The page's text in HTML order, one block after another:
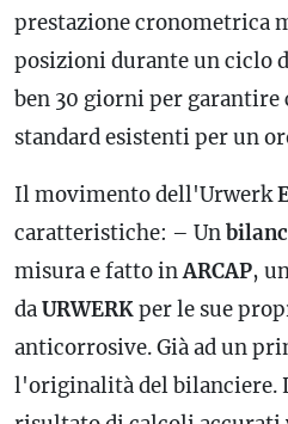
prestazione cronometrica
posizioni durante un ciclo
ben 30 giorni per
standard esistenti per un
Il movimento dell'Urwerk
caratteristiche: – Un
misura e fatto inARCAP,
daURWERKper le sue
anticorrosive. Già ad un
l'originalità del bilanciere.